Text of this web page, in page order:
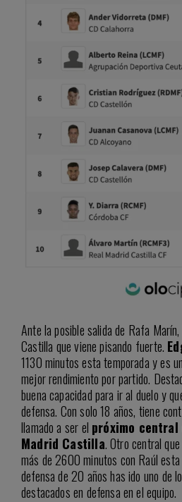
Ante la posible salida de Rafa
Castilla que viene pisando fuerte.
1130 minutos esta temporada y es
mejor rendimiento por partido.
buena capacidad para ir al duelo y
defensa. Con solo 18 años, tiene
llamado a ser el próximo central
Madrid Castilla. Otro central
más de 2600 minutos con Raúl
defensa de 20 años has ido uno de
destacados en defensa en el equipo.